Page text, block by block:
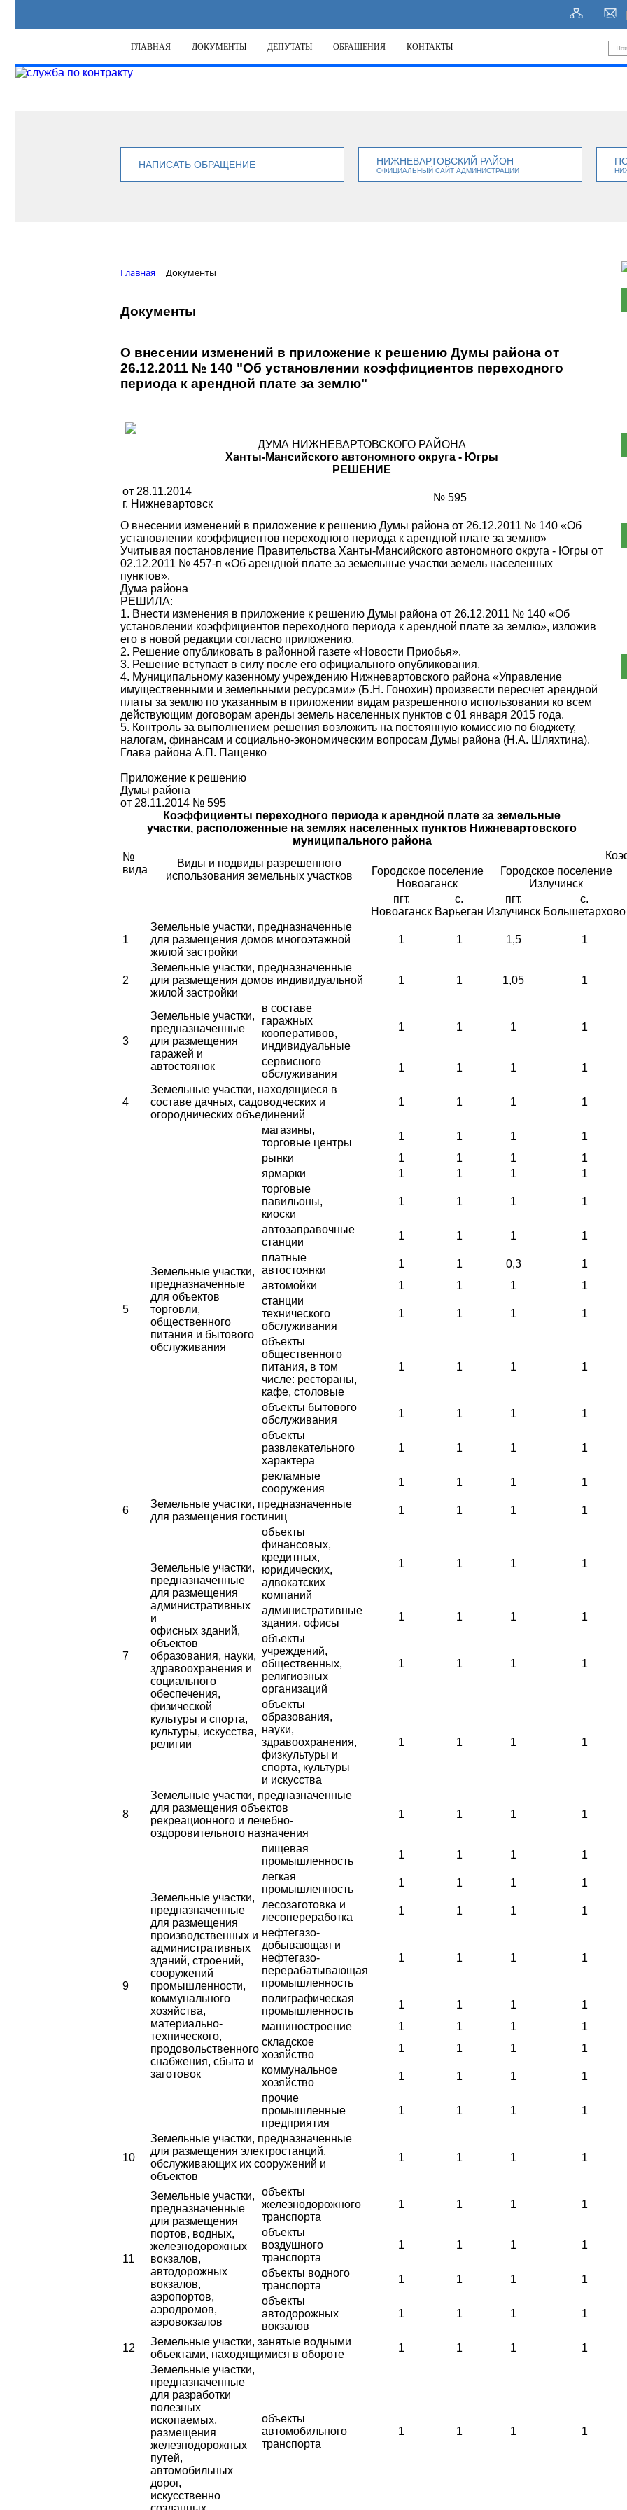
ГЛАВНАЯ ДОКУМЕНТЫ ДЕПУТАТЫ ОБРАЩЕНИЯ КОНТАКТЫ
НАПИСАТЬ ОБРАЩЕНИЕ НИЖНЕВАРТОВСКИЙ РАЙОН
ОФИЦИАЛЬНЫЙ САЙТ АДМИНИСТРАЦИИ
Главная Документы
Документы
О внесении изменений в приложение к решению Думы района от
26.12.2011 № 140 "Об установлении коэффициентов переходного
периода к арендной плате за землю"
ДУМА НИЖНЕВАРТОВСКОГО РАЙОНА
Ханты-Мансийского автономного округа - Югры
РЕШЕНИЕ
от 28.11.2014
г. Нижневартовск
№ 595
О внесении изменений в приложе­ние к решению Думы района от 26.12.2011 № 140 «Об
установлении коэффициентов переходного пе­риода к арендной плате за землю»
Учитывая постановление Правительства Ханты-Мансийского автономного округа - Югры от
02.12.2011 № 457-п «Об арендной плате за земельные участки земель населенных
пунктов»,
Дума района
РЕШИЛА:
1. Внести изменения в приложение к решению Думы района от 26.12.2011 № 140 «Об
установлении коэффициентов переходного периода к арендной плате за землю», изложив
его в новой редакции согласно приложению.
2. Решение опубликовать в районной газете «Новости Приобья».
3. Решение вступает в силу после его официального опубликования.
4. Муниципальному казенному учреждению Нижневартовского района «Управление
имущественными и земельными ресурсами» (Б.Н. Гонохин) произвести пересчет арендной
платы за землю по указанным в приложении видам разрешенного использования ко всем
действующим договорам аренды земель населенных пунктов с 01 января 2015 года.
5. Контроль за выполнением решения возложить на постоянную комиссию по бюджету,
налогам, финансам и социально-экономическим вопросам Думы района (Н.А. Шляхтина).
Глава района А.П. Пащенко
Приложение к решению
Думы района
от 28.11.2014 № 595
Коэффициенты переходного периода к арендной плате за земельные
участки, расположенные на землях населенных пунктов Нижневартовского
муниципального района
№
вида
Виды и подвиды разрешенного
использования земельных участков
Городское поселение
Новоаганск
Городское поселение
Излучинск
пгт.
Новоаганск
с.
Варьеган
пгт.
Излучинск
с.
Большетархово
1
Земельные участки, предназначенные
для размещения домов многоэтажной
жилой застройки
1 1 1,5 1
2
Земельные участки, предназначенные
для размещения домов индивидуальной
жилой застройки
1 1 1,05 1
3
Земельные участки,
предназначенные
для размещения
гаражей и
автостоянок
в составе
гаражных
кооперативов,
индивидуальные
1 1 1 1
сервисного
обслуживания
1 1 1 1
4
Земельные участки, находящиеся в
составе дачных, садоводческих и
огороднических объединений
1 1 1 1
5
Земельные участки,
предназначенные
для объектов
торговли,
общественного
питания и бытового
обслуживания
магазины,
торговые центры
1 1 1 1
рынки
1 1 1 1
ярмарки
1 1 1 1
торговые
павильоны,
киоски
1 1 1 1
автозаправочные
станции
1 1 1 1
платные
автостоянки
1 1 0,3 1
автомойки
1 1 1 1
станции
технического
обслуживания
1 1 1 1
объекты
общественного
питания, в том
числе: рестораны,
кафе, столовые
1 1 1 1
объекты бытового
обслуживания
1 1 1 1
объекты
развлекательного
характера
1 1 1 1
рекламные
сооружения
1 1 1 1
6
Земельные участки, предназначенные
для размещения гостиниц
1 1 1 1
7
Земельные участки,
предназначенные
для размещения
административных
и
офисных зданий,
объектов
образования, науки,
здравоохранения и
социального
обеспечения,
физической
культуры и спорта,
культуры, искусства,
религии
объекты
финансовых,
кредитных,
юридических,
адвокатских
компаний
1 1 1 1
административные
здания, офисы
1 1 1 1
объекты
учреждений,
общественных,
религиозных
организаций
1 1 1 1
объекты
образования,
науки,
здравоохранения,
физкультуры и
спорта, культуры
и искусства
1 1 1 1
8
Земельные участки, предназначенные
для размещения объектов
рекреационного и лечебно-
оздоровительного назначения
1 1 1 1
9
Земельные участки,
предназначенные
для размещения
производственных и
административных
зданий, строений,
сооружений
промышленности,
коммунального
хозяйства,
материально-
технического,
продовольственного
снабжения, сбыта и
заготовок
пищевая
промышленность
1 1 1 1
легкая
промышленность
1 1 1 1
лесозаготовка и
лесопереработка
1 1 1 1
нефтегазо-
добывающая и
нефтегазо-
перерабатывающая
промышленность
1 1 1 1
полиграфическая
промышленность
1 1 1 1
машиностроение
1 1 1 1
складское
хозяйство
1 1 1 1
коммунальное
хозяйство
1 1 1 1
прочие
промышленные
предприятия
1 1 1 1
10
Земельные участки, предназначенные
для размещения электростанций,
обслуживающих их сооружений и
объектов
1 1 1 1
11
Земельные участки,
предназначенные
для размещения
портов, водных,
железнодорожных
вокзалов,
автодорожных
вокзалов,
аэропортов,
аэродромов,
аэровокзалов
объекты
железнодорожного
транспорта
1 1 1 1
объекты
воздушного
транспорта
1 1 1 1
объекты водного
транспорта
1 1 1 1
объекты
автодорожных
вокзалов
1 1 1 1
12
Земельные участки, занятые водными
объектами, находящимися в обороте
1 1 1 1
Земельные участки,
предназначенные
для разработки
полезных
ископаемых,
размещения
железнодорожных
путей,
автомобильных
дорог,
искусственно
объекты
автомобильного
транспорта
1 1 1 1